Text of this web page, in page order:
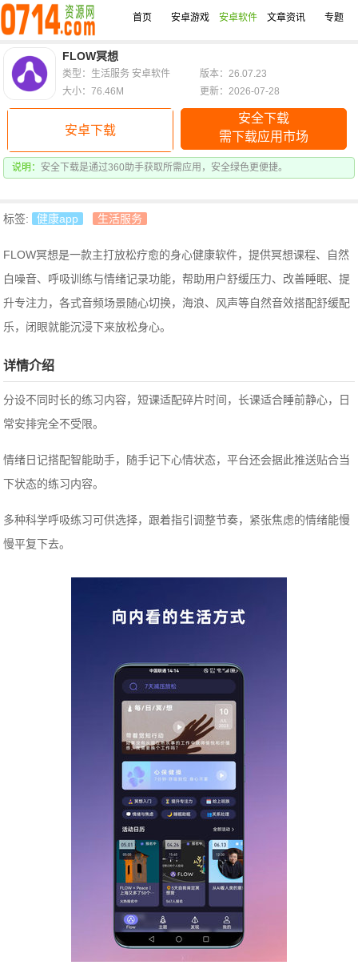
首页 安卓游戏 安卓软件 文章资讯 专题
FLOW冥想
安卓下载
安全下载
需下载应用市场
说明： 安全下载是通过360助手获取所需应用，安全绿色更便捷。
类型：生活服务 安卓软件
版本：26.07.23
大小：76.46M
更新：2026-07-28
标签: 健康app 生活服务
FLOW冥想是一款主打放松疗愈的身心健康软件，提供冥想课程、自然
白噪音、呼吸训练与情绪记录功能，帮助用户舒缓压力、改善睡眠、提
升专注力，各式音频场景随心切换，海浪、风声等自然音效搭配舒缓配
乐，闭眼就能沉浸下来放松身心。
详情介绍
分设不同时长的练习内容，短课适配碎片时间，长课适合睡前静心，日
常安排完全不受限。
情绪日记搭配智能助手，随手记下心情状态，平台还会据此推送贴合当
下状态的练习内容。
多种科学呼吸练习可供选择，跟着指引调整节奏，紧张焦虑的情绪能慢
慢平复下去。